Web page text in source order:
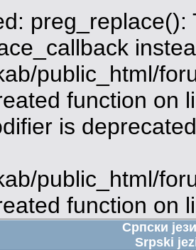
public_html/
function on
is
public_html/
function on
Српски
Srpski